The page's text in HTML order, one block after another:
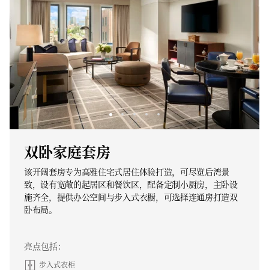
双卧家庭套房
该开阔套房专为高雅住宅式居住体验打造，可尽览后湾景
致，设有宽敞的起居区和餐饮区，配备定制小厨房，主卧设
施齐全，提供办公空间与步入式衣橱，可选择连通房打造双
卧布局。
亮点包括：
步入式衣柜